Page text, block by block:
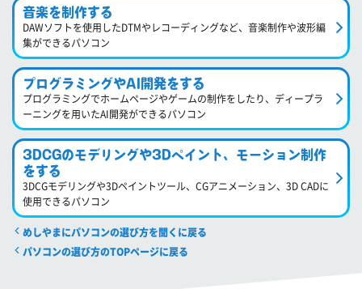
音楽を制作する
DAWソフトを使用したDTMやレコーディングなど、音楽制作や波形編
集ができるパソコン
プログラミングやAI開発をする
プログラミングでホームページやゲームの制作をしたり、ディープラ
ーニングを用いたAI開発ができるパソコン
3DCGのモデリングや3Dペイント、モーション制作
をする
3DCGモデリングや3Dペイントツール、CGアニメーション、3D CADに
使用できるパソコン
めしやまにパソコンの選び方を聞くに戻る
パソコンの選び方のTOPページに戻る